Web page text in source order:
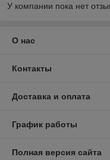
У компании пока нет
О нас
Контакты
Доставка и оплата
График работы
Полная версия сайта